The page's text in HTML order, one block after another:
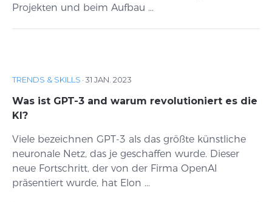
Projekten und beim Aufbau ...
TRENDS & SKILLS ·31 JAN. 2023
Was ist GPT-3 and warum revolutioniert es die
KI?
Viele bezeichnen GPT-3 als das größte künstliche
neuronale Netz, das je geschaffen wurde. Dieser
neue Fortschritt, der von der Firma OpenAI
präsentiert wurde, hat Elon ...